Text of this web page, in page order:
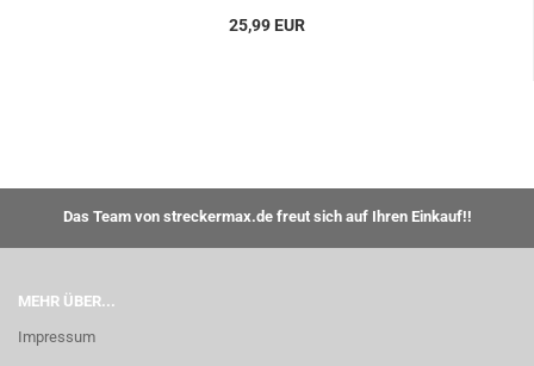
25,99 EUR
Das Team von streckermax.de freut sich auf Ihren Einkauf!!
MEHR ÜBER...
Impressum